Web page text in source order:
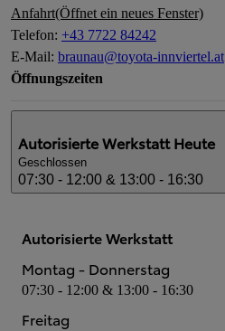
Anfahrt(Öffnet ein neues Fenster)
Telefon: +43 7722 84242
E-Mail: braunau@toyota-innviertel.at
Öffnungszeiten
Autorisierte Werkstatt Heute
Geschlossen
07:30 - 12:00 & 13:00 - 16:30
Autorisierte Werkstatt
Montag - Donnerstag
07:30 - 12:00 & 13:00 - 16:30
Freitag